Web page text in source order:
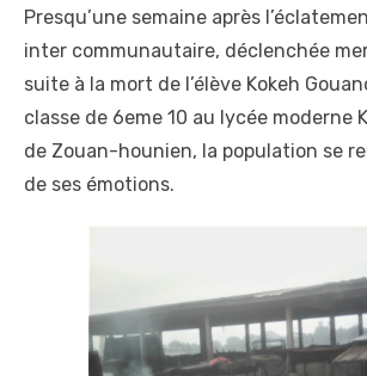
Presqu’une semaine après
inter communautaire, déclenchée
suite à la mort de l’élève Kokeh
classe de 6eme 10 au lycée moderne
de Zouan-hounien, la population se
de ses émotions.